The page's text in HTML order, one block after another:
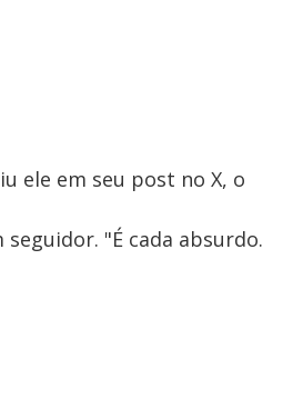
ele em seu post no X, o
"É cada absurdo.